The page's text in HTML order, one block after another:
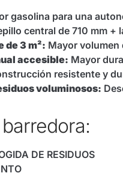
gasolina para una
central de 710 mm +
de 3 m²: Mayor volumen
accesible: Mayor
resistente y
voluminosos:
DE RESIDUOS